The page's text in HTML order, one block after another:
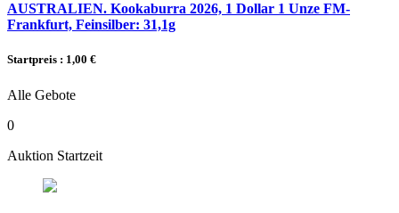
AUSTRALIEN. Kookaburra 2026, 1 Dollar 1 Unze FM-
Frankfurt, Feinsilber: 31,1g
Startpreis : 1,00 €
Alle Gebote
0
Auktion Startzeit